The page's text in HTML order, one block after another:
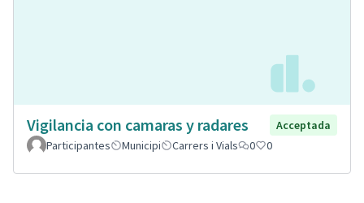
Vigilancia con camaras y radares
Acceptada
Participantes
Municipi Carrers i Vials 0 0